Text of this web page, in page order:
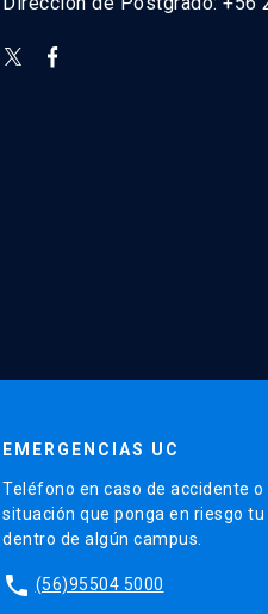
EMERGENCIAS UC
Teléfono en caso de accidente o
situación que ponga en riesgo tu
dentro de algún campus.
phone (56)95504 5000